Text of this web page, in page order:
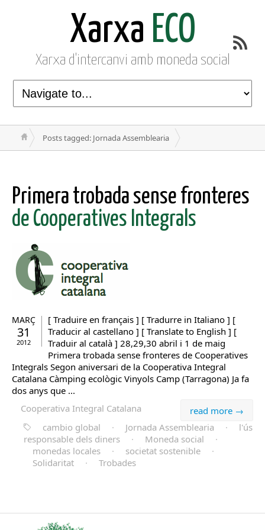
Xarxa ECO
Xarxa d'intercanvi amb moneda social
Posts tagged: Jornada Assemblearia
Primera trobada sense fronteres
de Cooperatives Integrals
MARÇ
31
2012
[ Traduire en français ] [ Tradurre in Italiano ] [
Traducir al castellano ] [ Translate to English ] [
Traduir al català ] 28,29,30 abril i 1 de maig
Primera trobada sense fronteres de Cooperatives
Integrals Segon aniversari de la Cooperativa Integral
Catalana Càmping ecològic Vinyols Camp (Tarragona) Ja fa
dos anys que ...
read more →
Cooperativa Integral Catalana
cambio global
· Jornada Assemblearia ·
l'ús
responsable dels diners
· Moneda social
·
monedas locales
· societat sostenible
·
Solidaritat
· Trobades